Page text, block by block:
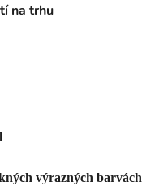
na trhu
výrazných barvách